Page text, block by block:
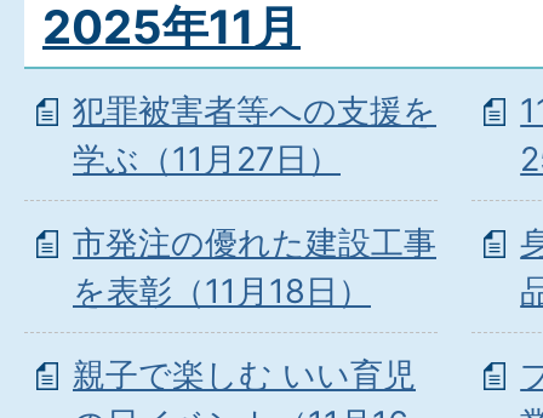
2025年11月
犯罪被害者等への支援を
学ぶ（11月27日）
市発注の優れた建設工事
を表彰（11月18日）
親子で楽しむ いい育児